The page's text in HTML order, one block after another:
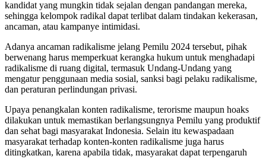
kandidat yang mungkin tidak sejalan dengan pandangan mereka,
sehingga kelompok radikal dapat terlibat dalam tindakan kekerasan,
ancaman, atau kampanye intimidasi.
Adanya ancaman radikalisme jelang Pemilu 2024 tersebut, pihak
berwenang harus memperkuat kerangka hukum untuk menghadapi
radikalisme di ruang digital, termasuk Undang-Undang yang
mengatur penggunaan media sosial, sanksi bagi pelaku radikalisme,
dan peraturan perlindungan privasi.
Upaya penangkalan konten radikalisme, terorisme maupun hoaks
dilakukan untuk memastikan berlangsungnya Pemilu yang produktif
dan sehat bagi masyarakat Indonesia. Selain itu kewaspadaan
masyarakat terhadap konten-konten radikalisme juga harus
ditingkatkan, karena apabila tidak, masyarakat dapat terpengaruh